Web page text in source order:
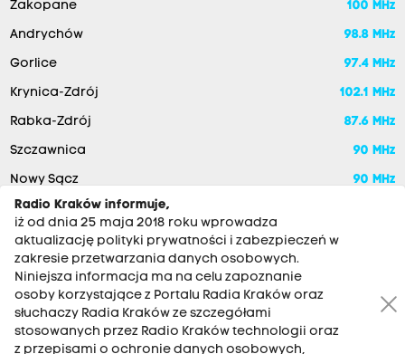
Zakopane 100 MHz
Andrychów 98.8 MHz
Gorlice 97.4 MHz
Krynica-Zdrój 102.1 MHz
Rabka-Zdrój 87.6 MHz
Szczawnica 90 MHz
Nowy Sącz 90 MHz
RADIO KRAKÓW SA. Aleja Juliusza Słowackiego 22, 30-007
Radio Kraków informuje,
iż od dnia 25 maja 2018 roku wprowadza
aktualizację polityki prywatności i zabezpieczeń w
zakresie przetwarzania danych osobowych.
Niniejsza informacja ma na celu zapoznanie
osoby korzystające z Portalu Radia Kraków oraz
słuchaczy Radia Kraków ze szczegółami
stosowanych przez Radio Kraków technologii oraz
z przepisami o ochronie danych osobowych,